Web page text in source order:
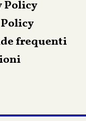
Policy
frequenti